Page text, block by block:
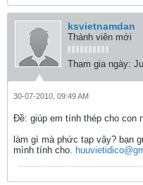
ksvietnamdan
Thành viên mới
Tham gia ngày:
30-07-2010, 09:49 AM
Ðề: giúp em tính thép cho con
làm gì mà phức tạp vậy? bạn
mình tính cho.